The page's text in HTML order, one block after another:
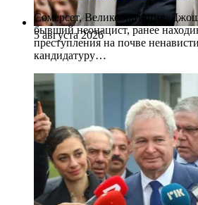
5 августа 2026
Сомерсет, Великобритания.
бывший неонацист, ранее
преступления на почве
кандидатуру…